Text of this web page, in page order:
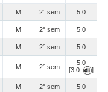
M 2° sem 5.0
M 2° sem 5.0
M 2° sem 5.0
M 2° sem
5.0
[3.0
]
M 2° sem 5.0